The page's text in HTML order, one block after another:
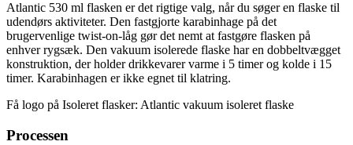
Atlantic 530 ml flasken er det rigtige valg, når du søger en flaske til
udendørs aktiviteter. Den fastgjorte karabinhage på det
brugervenlige twist-on-låg gør det nemt at fastgøre flasken på
enhver rygsæk. Den vakuum isolerede flaske har en dobbeltvægget
konstruktion, der holder drikkevarer varme i 5 timer og kolde i 15
timer. Karabinhagen er ikke egnet til klatring.
Få logo på Isoleret flasker: Atlantic vakuum isoleret flaske
Processen